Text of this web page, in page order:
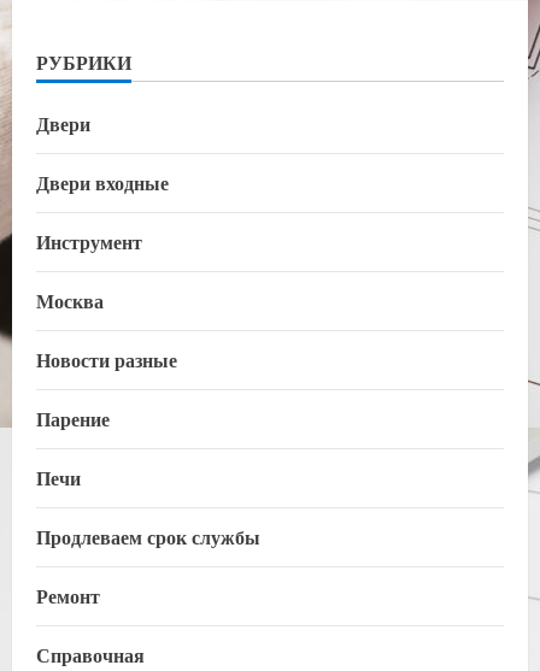
РУБРИКИ
Двери
Двери входные
Инструмент
Москва
Новости разные
Парение
Печи
Продлеваем срок службы
Ремонт
Справочная